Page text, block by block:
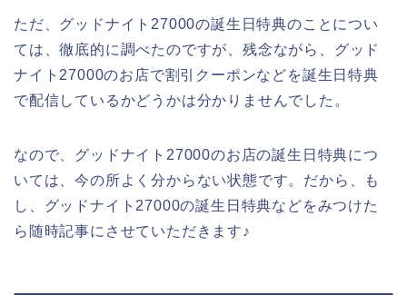
ただ、グッドナイト27000の誕生日特典のことについ
ては、徹底的に調べたのですが、残念ながら、グッド
ナイト27000のお店で割引クーポンなどを誕生日特典
で配信しているかどうかは分かりませんでした。
なので、グッドナイト27000のお店の誕生日特典につ
いては、今の所よく分からない状態です。だから、も
し、グッドナイト27000の誕生日特典などをみつけた
ら随時記事にさせていただきます♪